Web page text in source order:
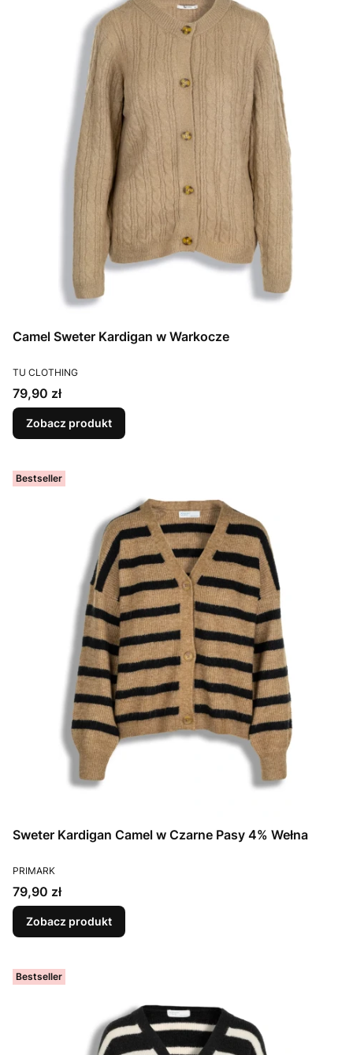
Camel Sweter Kardigan w Warkocze
PRODUCENT
TU CLOTHING
Cena
79,90 zł
Zobacz produkt
Bestseller
Sweter Kardigan Camel w Czarne Pasy 4% Wełna
PRODUCENT
PRIMARK
Cena
79,90 zł
Zobacz produkt
Bestseller